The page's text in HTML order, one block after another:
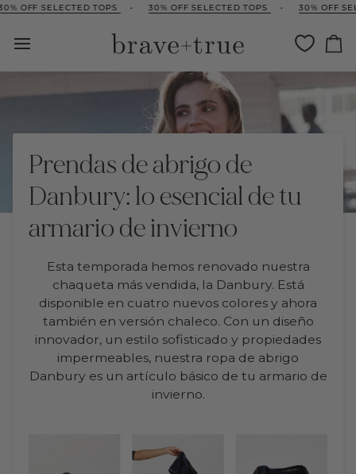
Ir
SELECTED TOPS• 30% OFF SELECTED TOPS• 30% OFF
Prendas de abrigo de
Danbury: lo esencial de tu
armario de invierno
Esta temporada hemos renovado nuestra
chaqueta más vendida, la Danbury. Está
disponible en cuatro nuevos colores y ahora
también en versión chaleco. Con un diseño
innovador, un estilo sofisticado y propiedades
impermeables, nuestra ropa de abrigo
Danbury es un artículo básico de tu armario de
invierno.